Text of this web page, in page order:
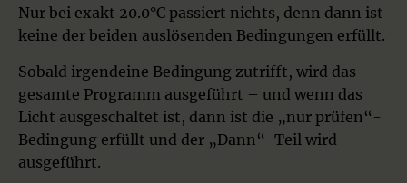
Nur bei exakt 20.0°C passiert nichts, denn dann ist
keine der beiden auslösenden Bedingungen erfüllt.
Sobald irgendeine Bedingung zutrifft, wird das
gesamte Programm ausgeführt – und wenn das
Licht ausgeschaltet ist, dann ist die „nur prüfen“-
Bedingung erfüllt und der „Dann“-Teil wird
ausgeführt.